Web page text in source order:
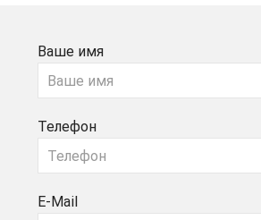
Ваше имя
Телефон
E-Mail